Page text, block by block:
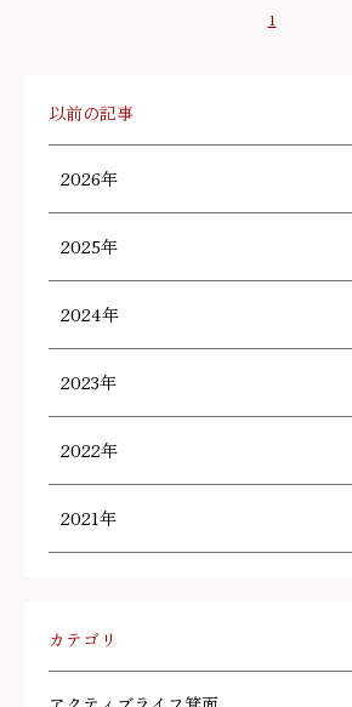
1
以前の記事
2026年
2025年
2024年
2023年
2022年
2021年
カテゴリ